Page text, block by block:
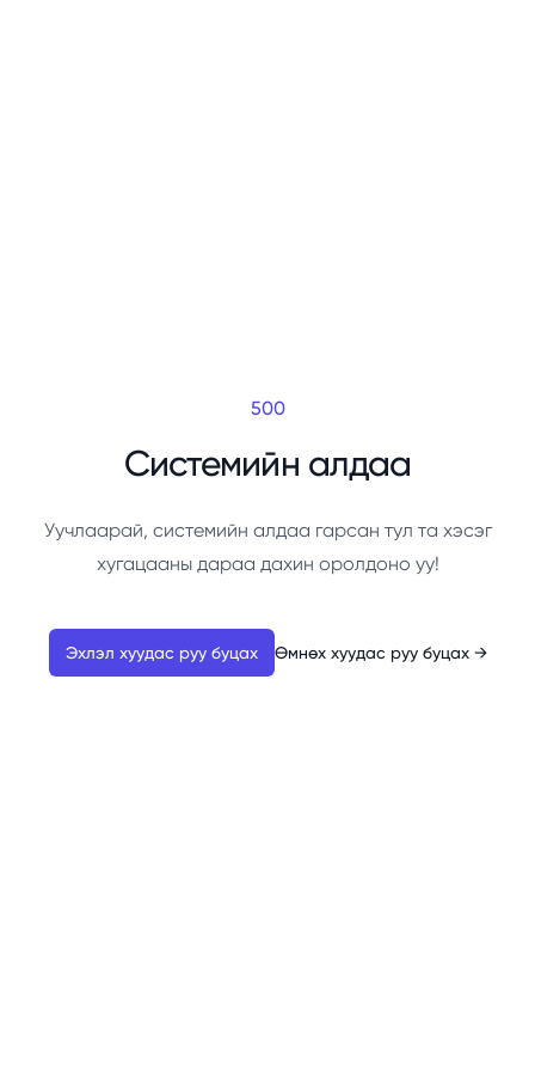
500
Системийн алдаа
Уучлаарай, системийн алдаа гарсан тул та хэсэг
хугацааны дараа дахин оролдоно уу!
Эхлэл хуудас руу буцах Өмнөх хуудас руу буцах →